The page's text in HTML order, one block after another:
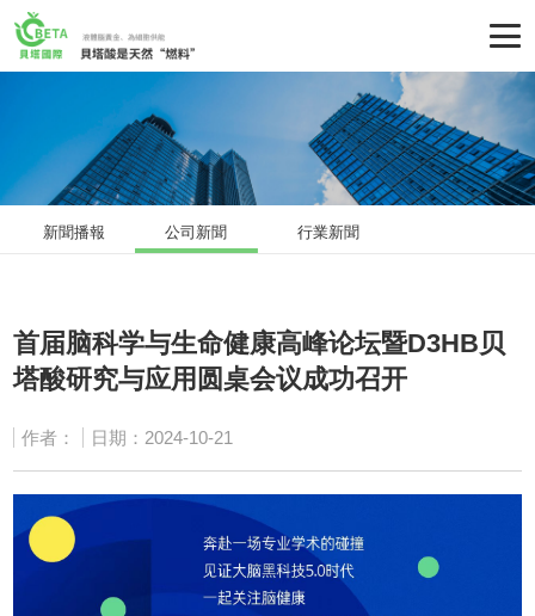
新聞播報 公司新聞 行業新聞
首届脑科学与生命健康高峰论坛暨D3HB贝
塔酸研究与应用圆桌会议成功召开
作者： 日期：2024-10-21